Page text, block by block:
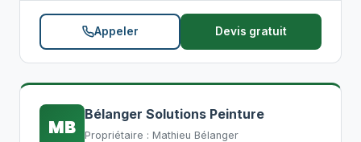
Appeler Devis gratuit
MB
Bélanger Solutions Peinture
Propriétaire : Mathieu Bélanger